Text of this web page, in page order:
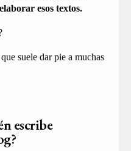
esos textos.
suele dar pie a muchas
escribe